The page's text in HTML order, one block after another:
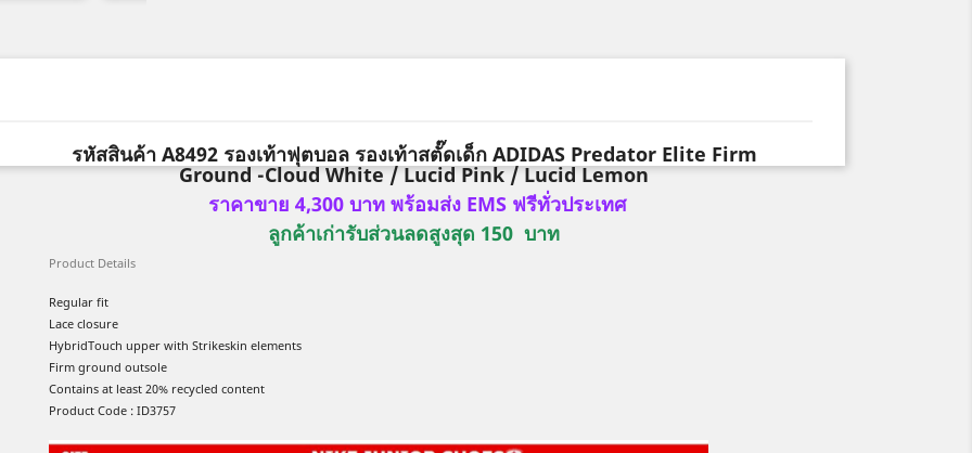
รหัสสินค้า A8492 รองเท้าฟุตบอล รองเท้าสตั๊ดเด็ก ADIDAS Predator Elite Firm
Ground -Cloud White / Lucid Pink / Lucid Lemon
ราคาขาย 4,300 บาท พร้อมส่ง EMS ฟรีทั่วประเทศ
ลูกค้าเก่ารับส่วนลดสูงสุด 150 บาท
Product Details
Regular fit
Lace closure
HybridTouch upper with Strikeskin elements
Firm ground outsole
Contains at least 20% recycled content
Product Code : ID3757